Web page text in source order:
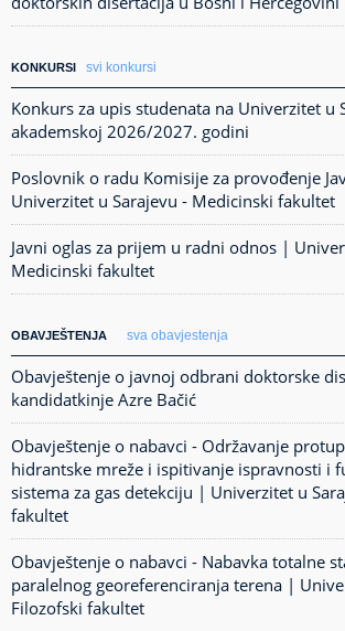
KONKURSI svi konkursi
Konkurs za upis studenata na Univerzitet u
akademskoj 2026/2027. godini
Poslovnik o radu Komisije za provođenje
Univerzitet u Sarajevu - Medicinski fakultet
Javni oglas za prijem u radni odnos |
Medicinski fakultet
OBAVJEŠTENJA sva obavjestenja
Obavještenje o javnoj odbrani doktorske
kandidatkinje Azre Bačić
Obavještenje o nabavci - Održavanje
hidrantske mreže i ispitivanje ispravnosti i
sistema za gas detekciju | Univerzitet u
fakultet
Obavještenje o nabavci - Nabavka totalne
paralelnog georeferenciranja terena |
Filozofski fakultet